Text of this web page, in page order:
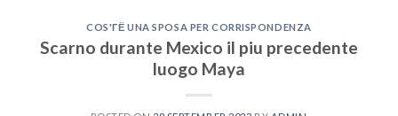
COS'ГЁ UNA SPOSA PER CORRISPONDENZA
Scarno durante Mexico il piu precedente
luogo Maya